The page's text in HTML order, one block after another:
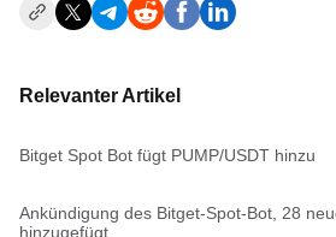
Relevanter Artikel
Bitget Spot Bot fügt PUMP/USDT hinzu
Ankündigung des Bitget-Spot-Bot, 28
hinzugefügt